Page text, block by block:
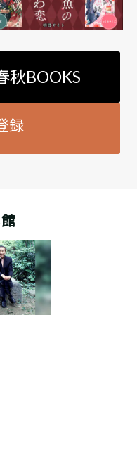
秋BOOKS
録